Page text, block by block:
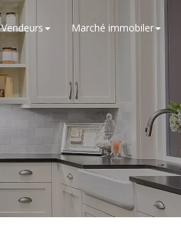
Vendeurs Marché immobiler